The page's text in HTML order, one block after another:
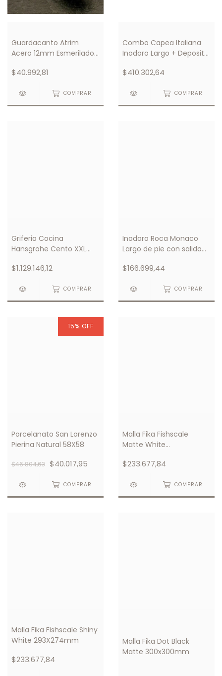
Guardacanto Atrim
Acero 12mm Esmerilado
$40.992,81
COMPRAR
Combo Capea Italiana
Inodoro Largo + Deposito
$410.302,64
COMPRAR
Griferia Cocina
Hansgrohe Cento XXL
Monocomando 2 Jets
$1.129.146,12
COMPRAR
Inodoro Roca Monaco
Largo de pie con salida
$166.699,44
COMPRAR
15% OFF
Porcelanato San Lorenzo
Pierina Natural 58X58
$46.804,63 $40.017,95
COMPRAR
Malla Fika Fishscale
Matte White
$233.677,84
COMPRAR
Malla Fika Fishscale Shiny
White 293X274mm
$233.677,84
Malla Fika Dot Black
Matte 300x300mm